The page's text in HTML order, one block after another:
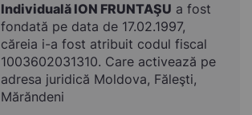
Individuală ION FRUNTAŞU a fost
fondată pe data de 17.02.1997,
căreia i-a fost atribuit codul fiscal
1003602031310. Care activează pe
adresa juridică Moldova, Făleşti,
Mărăndeni